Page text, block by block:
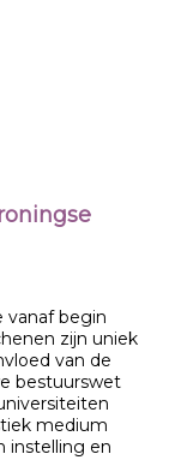
vanaf begin
zijn uniek
van de
bestuurswet
medium
instelling en